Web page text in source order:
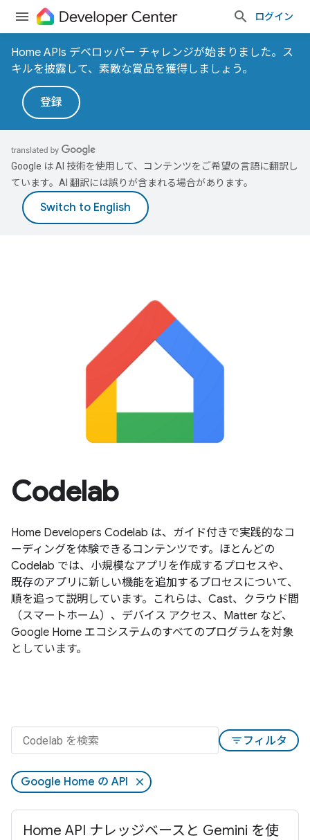
ログイン
Home APIs デベロッパー チャレンジが始まりました。ス
キルを披露して、素敵な賞品を獲得しましょう。
登録
Google は AI 技術を使用して、コンテンツをご希望の言語に翻訳し
ています。AI 翻訳には誤りが含まれる場合があります。
Codelab
Home Developers Codelab は、ガイド付きで実践的なコ
ーディングを体験できるコンテンツです。ほとんどの
Codelab では、小規模なアプリを作成するプロセスや、
既存のアプリに新しい機能を追加するプロセスについて、
順を追って説明しています。これらは、Cast、クラウド間
（スマートホーム）、デバイス アクセス、Matter など、
Google Home エコシステムのすべてのプログラムを対象
としています。
filter_list フィルタ
Google Home の API
Home API ナレッジベースと Gemini を使